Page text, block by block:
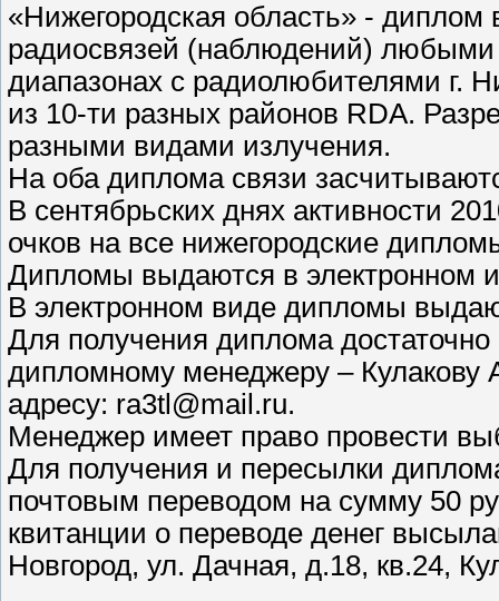
«Нижегородская область» - диплом
радиосвязей (наблюдений)
диапазонах с радиолюбителями г.
из 10-ти разных районов RDA.
разными видами излучения.
На оба диплома связи
В сентябрьских днях активности
очков на все нижегородские
Дипломы выдаются в электронном
В электронном виде дипломы
Для получения диплома достаточно
дипломному менеджеру – Кулакову
адресу: ra3tl@mail.ru.
Менеджер имеет право провести
Для получения и пересылки
почтовым переводом на сумму 50
квитанции о переводе денег
Новгород, ул. Дачная, д.18, кв.24,